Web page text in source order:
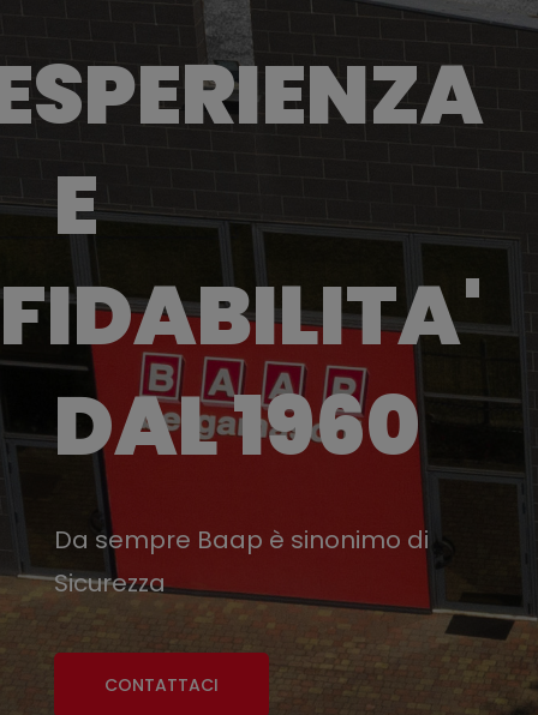
E
DAL 1960
Da sempre Baap è sinonimo di
Sicurezza
CONTATTACI